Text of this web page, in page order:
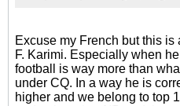
Excuse my French but this
F. Karimi. Especially when
football is way more than
under CQ. In a way he is
higher and we belong to top